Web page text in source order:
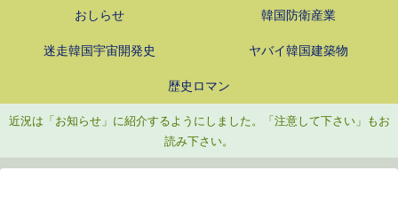
おしらせ 韓国防衛産業
迷走韓国宇宙開発史 ヤバイ韓国建築物
歴史ロマン
近況は「お知らせ」に紹介するようにしました。「注意して下さい」もお
読み下さい。